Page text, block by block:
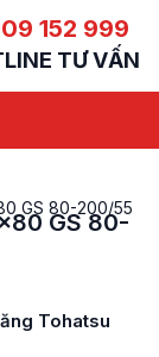
152 999
TƯ VẤN
GS 80-200/55
GS 80-
Tohatsu